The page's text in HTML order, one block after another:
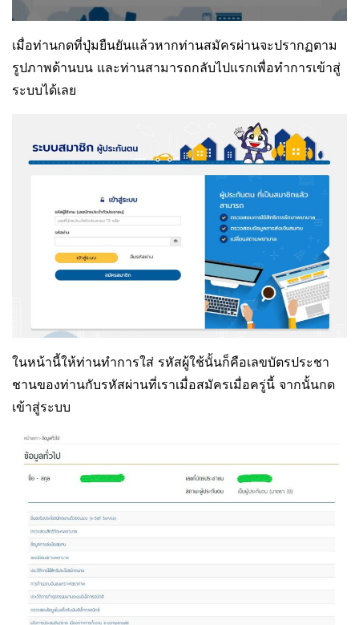
เมื่อท่านกดที่ปุ่มยืนยันแล้วหากท่านสมัครผ่านจะปรากฏตาม
รูปภาพด้านบน และท่านสามารถกลับไปแรกเพื่อทำการเข้าสู่
ระบบได้เลย
ในหน้านี้ให้ท่านทำการใส่ รหัสผู้ใช้นั้นก็คือเลขบัตรประชา
ชานของท่านกับรหัสผ่านที่เราเมื่อสมัครเมื่อครู่นี้ จากนั้นกด
เข้าสู่ระบบ